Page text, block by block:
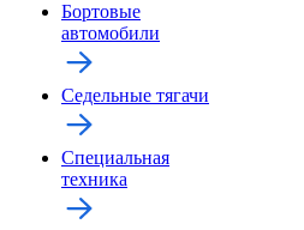
Бортовые
автомобили
Седельные тягачи
Специальная
техника